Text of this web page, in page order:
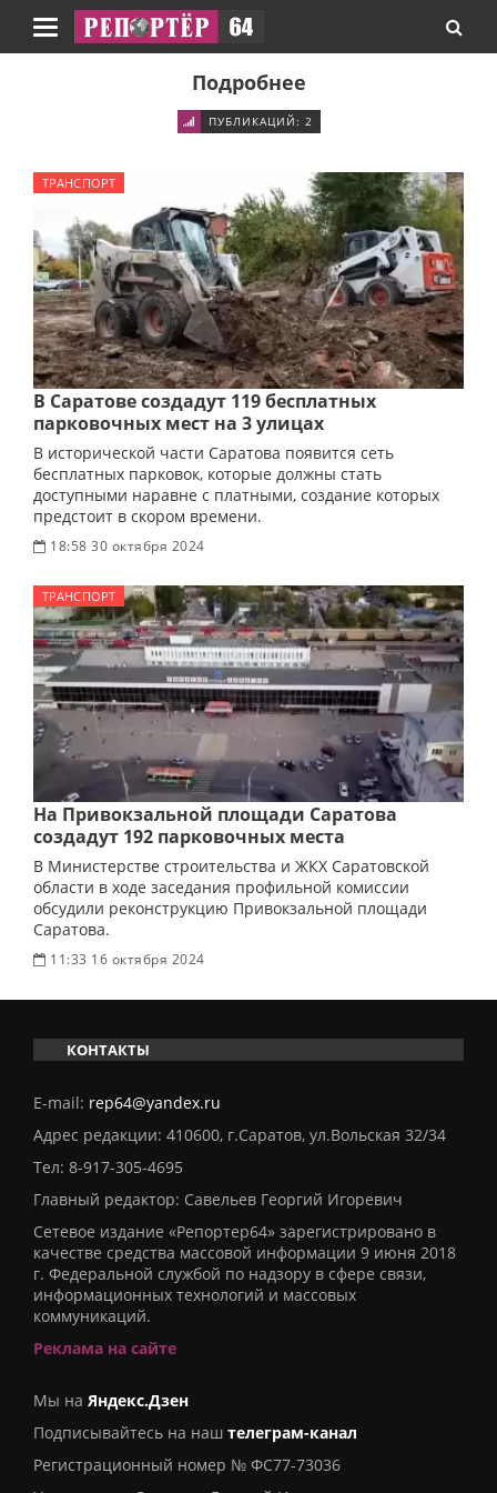
Навигация
Подробнее
ПУБЛИКАЦИЙ: 2
ТРАНСПОРТ
В Саратове создадут 119 бесплатных
парковочных мест на 3 улицах
В исторической части Саратова появится сеть
бесплатных парковок, которые должны стать
доступными наравне с платными, создание которых
предстоит в скором времени.
18:58 30 октября 2024
ТРАНСПОРТ
На Привокзальной площади Саратова
создадут 192 парковочных места
В Министерстве строительства и ЖКХ Саратовской
области в ходе заседания профильной комиссии
обсудили реконструкцию Привокзальной площади
Саратова.
11:33 16 октября 2024
КОНТАКТЫ
E-mail: rep64@yandex.ru
Адрес редакции: 410600, г.Саратов, ул.Вольская 32/34
Тел: 8-917-305-4695
Главный редактор: Савельев Георгий Игоревич
Сетевое издание «Репортер64» зарегистрировано в
качестве средства массовой информации 9 июня 2018
г. Федеральной службой по надзору в сфере связи,
информационных технологий и массовых
коммуникаций.
Реклама на сайте
Мы на Яндекс.Дзен
Подписывайтесь на наш телеграм-канал
Регистрационный номер № ФС77-73036